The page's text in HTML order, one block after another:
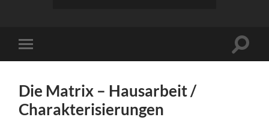
Mobile-
Menü
Die Matrix – Hausarbeit /
Charakterisierungen